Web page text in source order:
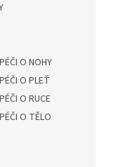
O NOHY
O PLEŤ
O RUCE
O TĚLO